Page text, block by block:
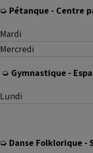
➭ Pétanque - Centre
Mardi
Mercredi
➭ Gymnastique -
Lundi
➭ Danse Folklorique -